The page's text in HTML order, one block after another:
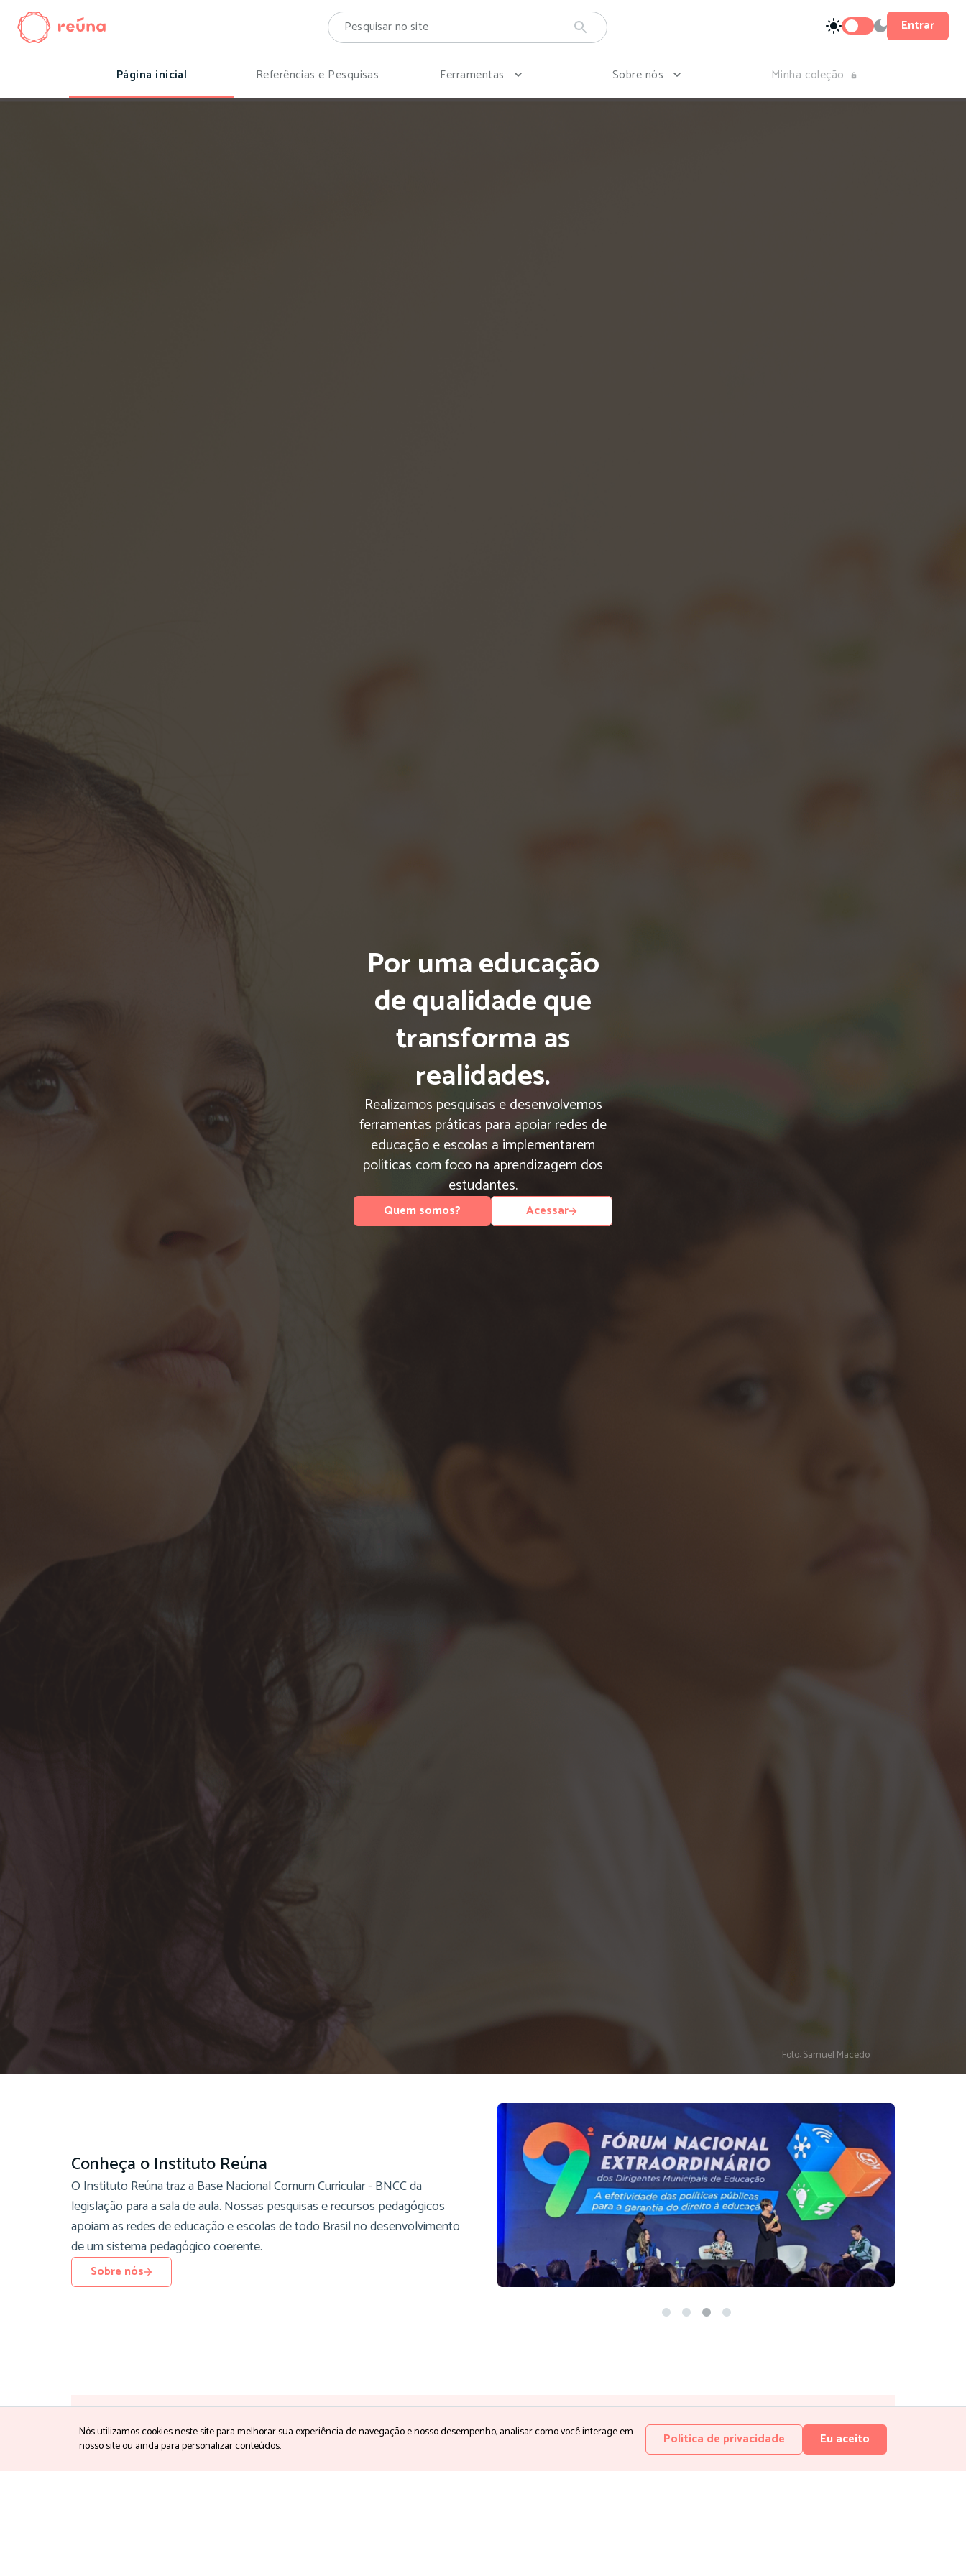
Entrar
Página inicial Referências e Pesquisas Ferramentas Sobre nós Minha coleção
Por uma educação
de qualidade que
transforma as
realidades.
Realizamos pesquisas e desenvolvemos
ferramentas práticas para apoiar redes de
educação e escolas a implementarem
políticas com foco na aprendizagem dos
estudantes.
Quem somos? Acessar
Foto: Samuel Macedo
Conheça o Instituto Reúna
O Instituto Reúna traz a Base Nacional Comum Curricular - BNCC da
legislação para a sala de aula. Nossas pesquisas e recursos pedagógicos
apoiam as redes de educação e escolas de todo Brasil no desenvolvimento
de um sistema pedagógico coerente.
Sobre nós
Quer estar por dentro das nossas novidades? Assine a Newsletter do Reúna.
Preencha os dados abaixo.
Nós utilizamos cookies neste site para melhorar sua experiência de navegação e nosso desempenho, analisar como você interage em
nosso site ou ainda para personalizar conteúdos.
Política de privacidade Eu aceito